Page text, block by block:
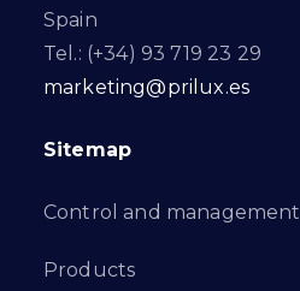
Spain
Tel.: (+34) 93 719 23 29
marketing@prilux.es
Sitemap
Control and management
Products